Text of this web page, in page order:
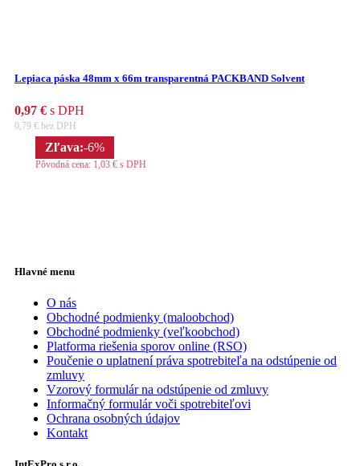
Lepiaca páska 48mm x 66m transparentná PACKBAND Solvent
0,97 € s DPH
0,79 € bez DPH
Zľava:-6%
Pôvodná cena: 1,03 € s DPH
Hlavné menu
O nás
Obchodné podmienky (maloobchod)
Obchodné podmienky (veľkoobchod)
Platforma riešenia sporov online (RSO)
Poučenie o uplatnení práva spotrebiteľa na odstúpenie od
zmluvy
Vzorový formulár na odstúpenie od zmluvy
Informačný formulár voči spotrebiteľovi
Ochrana osobných údajov
Kontakt